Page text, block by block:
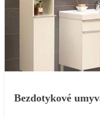
Bezdotykové